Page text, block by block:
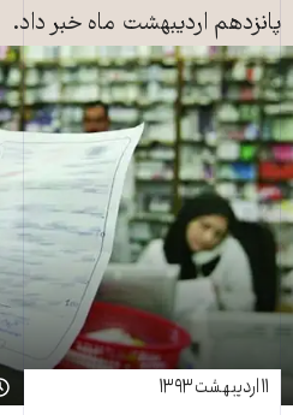
پانزدهم اردیبهشت ماه خبر داد.
۱۱ اردیبهشت ۱۳۹۳